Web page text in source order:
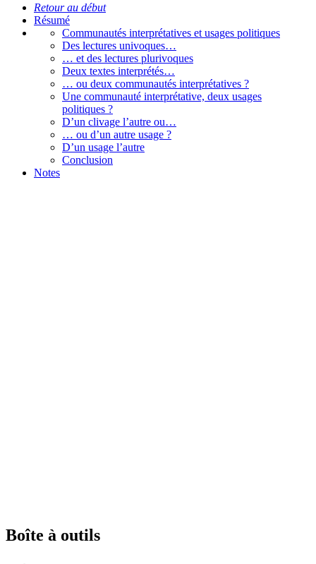
Retour au début
Résumé
Communautés interprétatives et usages politiques
Des lectures univoques…
… et des lectures plurivoques
Deux textes interprétés…
… ou deux communautés interprétatives ?
Une communauté interprétative, deux usages
politiques ?
D’un clivage l’autre ou…
… ou d’un autre usage ?
D’un usage l’autre
Conclusion
Notes
Boîte à outils